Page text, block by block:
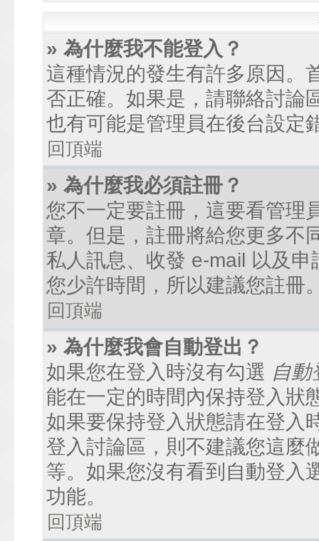
» 為什麼我不能登入？
這種情況的發生有許多原因。
否正確。如果是，請聯絡討論
也有可能是管理員在後台設定
回頂端
» 為什麼我必須註冊？
您不一定要註冊，這要看管理
章。但是，註冊將給您更多不
私人訊息、收發 e-mail 以及
您少許時間，所以建議您註冊
回頂端
» 為什麼我會自動登出？
如果您在登入時沒有勾選 自動
能在一定的時間內保持登入狀
如果要保持登入狀態請在登入
登入討論區，則不建議您這麼
等。如果您沒有看到自動登入
功能。
回頂端